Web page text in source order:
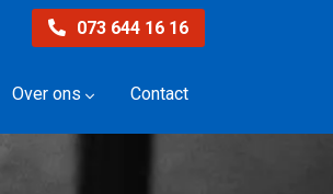
073 644 16 16
Over ons Contact